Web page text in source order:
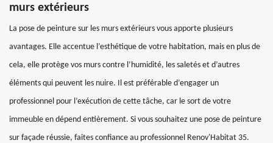
murs extérieurs
La pose de peinture sur les murs extérieurs vous apporte plusieurs
avantages. Elle accentue l’esthétique de votre habitation, mais en plus de
cela, elle protège vos murs contre l’humidité, les saletés et d’autres
éléments qui peuvent les nuire. Il est préférable d’engager un
professionnel pour l’exécution de cette tâche, car le sort de votre
immeuble en dépend entièrement. Si vous souhaitez une pose de peinture
sur façade réussie, faites confiance au professionnel Renov'Habitat 35.